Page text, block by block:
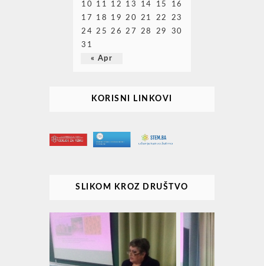
« Apr
10
11 12 13 14 15
16
17
18 19 20 21 22
23
24 25 26 27 28 29
30
31
KORISNI LINKOVI
SLIKOM KROZ DRUŠTVO